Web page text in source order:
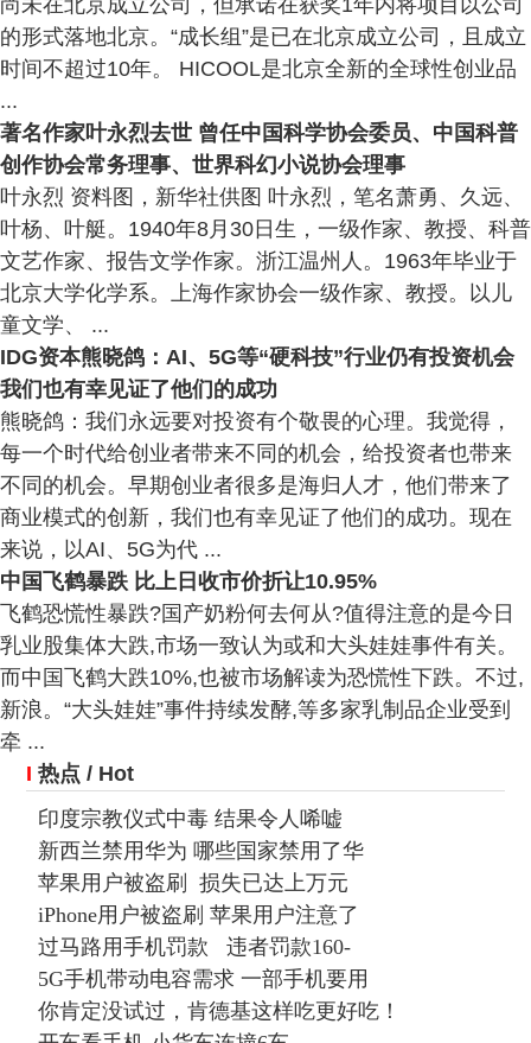
尚未在北京成立公司，但承诺在获奖1年内将项目以公司
的形式落地北京。“成长组”是已在北京成立公司，且成立
时间不超过10年。 HICOOL是北京全新的全球性创业品
...
著名作家叶永烈去世 曾任中国科学协会委员、中国科普
创作协会常务理事、世界科幻小说协会理事
叶永烈 资料图，新华社供图 叶永烈，笔名萧勇、久远、
叶杨、叶艇。1940年8月30日生，一级作家、教授、科普
文艺作家、报告文学作家。浙江温州人。1963年毕业于
北京大学化学系。上海作家协会一级作家、教授。以儿
童文学、 ...
IDG资本熊晓鸽：AI、5G等“硬科技”行业仍有投资机会
我们也有幸见证了他们的成功
熊晓鸽：我们永远要对投资有个敬畏的心理。我觉得，
每一个时代给创业者带来不同的机会，给投资者也带来
不同的机会。早期创业者很多是海归人才，他们带来了
商业模式的创新，我们也有幸见证了他们的成功。现在
来说，以AI、5G为代 ...
中国飞鹤暴跌 比上日收市价折让10.95%
飞鹤恐慌性暴跌?国产奶粉何去何从?值得注意的是今日
乳业股集体大跌,市场一致认为或和大头娃娃事件有关。
而中国飞鹤大跌10%,也被市场解读为恐慌性下跌。不过,
新浪。“大头娃娃”事件持续发酵,等多家乳制品企业受到
牵 ...
I热点/ Hot
印度宗教仪式中毒 结果令人唏嘘
新西兰禁用华为 哪些国家禁用了华
苹果用户被盗刷 损失已达上万元
iPhone用户被盗刷 苹果用户注意了
过马路用手机罚款 违者罚款160-
5G手机带动电容需求 一部手机要用
你肯定没试过，肯德基这样吃更好吃！